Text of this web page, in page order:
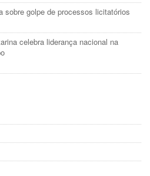
sobre golpe de processos licitatórios
celebra liderança nacional na